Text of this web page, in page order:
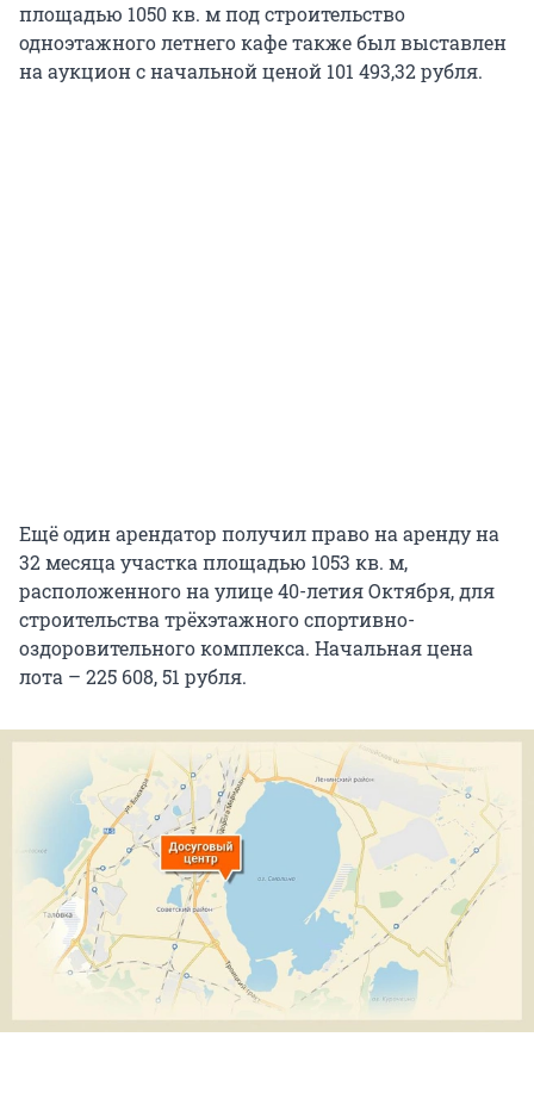
площадью 1050 кв. м под строительство
одноэтажного летнего кафе также был выставлен
на аукцион с начальной ценой 101 493,32 рубля.
Ещё один арендатор получил право на аренду на
32 месяца участка площадью 1053 кв. м,
расположенного на улице 40-летия Октября, для
строительства трёхэтажного спортивно-
оздоровительного комплекса. Начальная цена
лота – 225 608, 51 рубля.